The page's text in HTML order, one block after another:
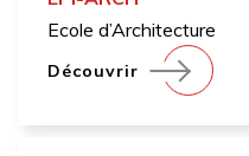
Ecole d’Architecture
Découvrir